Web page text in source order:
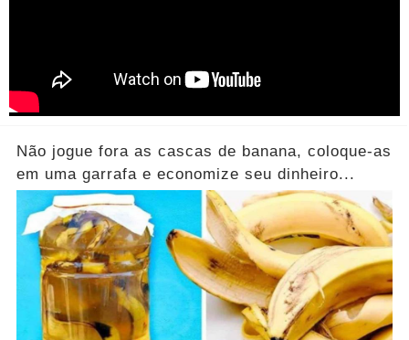
Não jogue fora as cascas de banana, coloque-as
em uma garrafa e economize seu dinheiro...